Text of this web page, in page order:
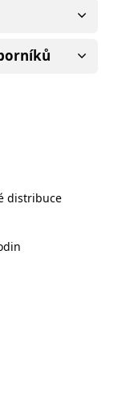
distribuce